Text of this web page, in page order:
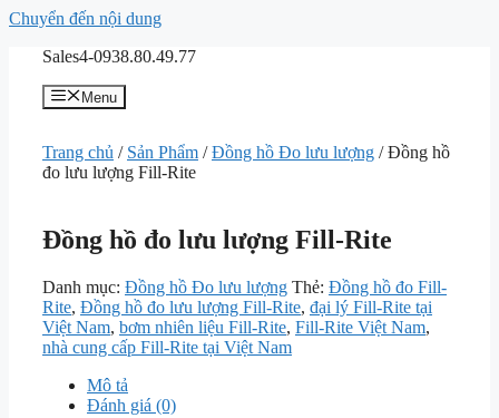
Chuyển đến nội dung
Sales4-0938.80.49.77
Menu
Trang chủ / Sản Phẩm /Đồng hồ Đo lưu lượng / Đồng hồ
đo lưu lượng Fill-Rite
Đồng hồ đo lưu lượng Fill-Rite
Danh mục: Đồng hồ Đo lưu lượng Thẻ: Đồng hồ đo Fill-
Rite, Đồng hồ đo lưu lượng Fill-Rite, đại lý Fill-Rite tại
Việt Nam, bơm nhiên liệu Fill-Rite, Fill-Rite Việt Nam,
nhà cung cấp Fill-Rite tại Việt Nam
Mô tả
Đánh giá (0)